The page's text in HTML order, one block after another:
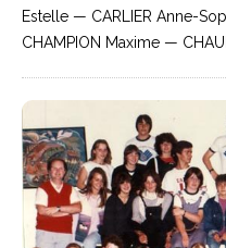
Estelle — CARLIER Anne-
CHAMPION Maxime —